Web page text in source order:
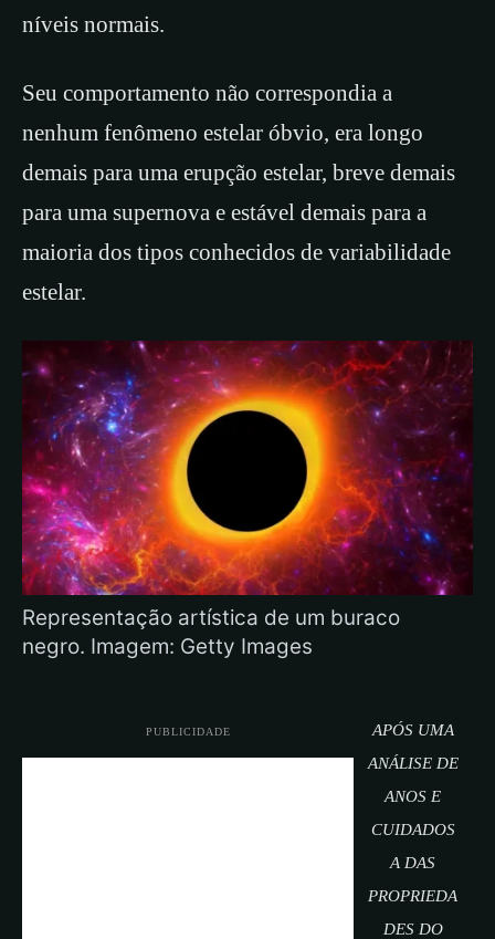
níveis normais.
Seu comportamento não correspondia a
nenhum fenômeno estelar óbvio, era longo
demais para uma erupção estelar, breve demais
para uma supernova e estável demais para a
maioria dos tipos conhecidos de variabilidade
estelar.
Representação artística de um buraco
negro. Imagem: Getty Images
PUBLICIDADE
APÓS UMA
ANÁLISE DE
ANOS E
CUIDADOS
A DAS
PROPRIEDA
DES DO